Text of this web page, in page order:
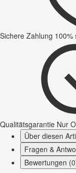
Sichere Zahlung 100%
Qualitätsgarantie Nur
Über diesen
Fragen &
Bewertungen